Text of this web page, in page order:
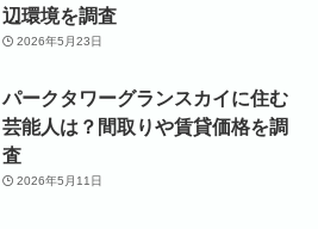
辺環境を調査
2026年5月23日
パークタワーグランスカイに住む
芸能人は？間取りや賃貸価格を調
査
2026年5月11日